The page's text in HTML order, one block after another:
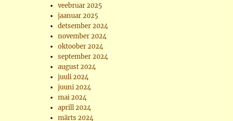
veebruar 2025
jaanuar 2025
detsember 2024
november 2024
oktoober 2024
september 2024
august 2024
juuli 2024
juuni 2024
mai 2024
aprill 2024
märts 2024